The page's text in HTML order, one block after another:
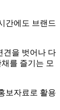
간에도 브랜드
견을 벗어나 다
를 즐기는 모
보자료로 활용